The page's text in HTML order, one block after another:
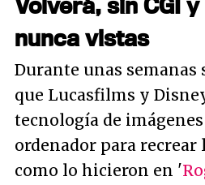
nunca vistas
Durante unas semanas
que Lucasfilms y
tecnología de
ordenador para recrear
como lo hicieron en '